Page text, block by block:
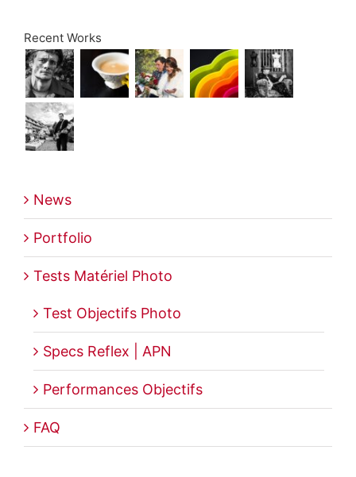
Recent Works
News
Portfolio
Tests Matériel Photo
Test Objectifs Photo
Specs Reflex | APN
Performances Objectifs
FAQ